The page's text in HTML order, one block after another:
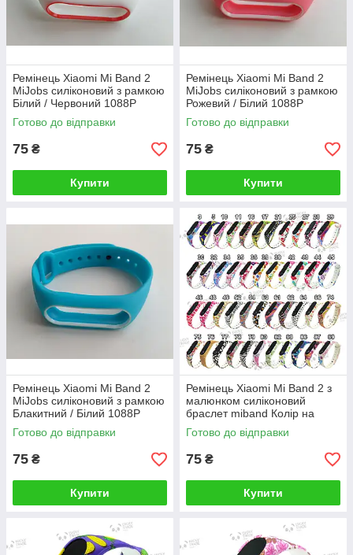
Ремінець Xiaomi Mi Band 2
MiJobs силіконовий з рамкою
Білий / Червоний 1088P
Готово до відправки
75 ₴
Купити
Ремінець Xiaomi Mi Band 2
MiJobs силіконовий з рамкою
Рожевий / Білий 1088P
Готово до відправки
75 ₴
Купити
Ремінець Xiaomi Mi Band 2
MiJobs силіконовий з рамкою
Блакитний / Білий 1088P
Готово до відправки
75 ₴
Купити
Ремінець Xiaomi Mi Band 2 з
малюнком силіконовий
браслет miband Колір на
вибір
Готово до відправки
75 ₴
Купити